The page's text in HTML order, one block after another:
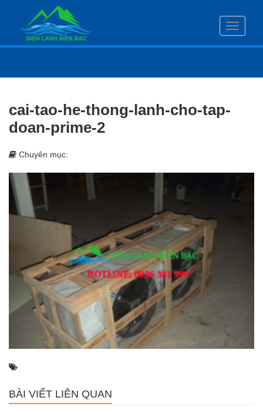
Toggle
cai-tao-he-thong-lanh-cho-tap-
doan-prime-2
Chuyên mục:
BÀI VIẾT LIÊN QUAN